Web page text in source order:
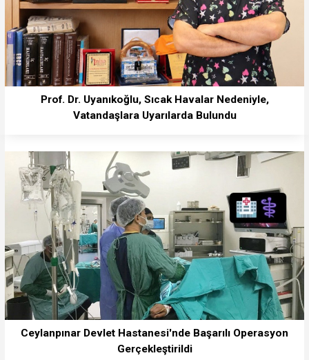
Prof. Dr. Uyanıkoğlu, Sıcak Havalar Nedeniyle,
Vatandaşlara Uyarılarda Bulundu
Ceylanpınar Devlet Hastanesi'nde Başarılı Operasyon
Gerçekleştirildi